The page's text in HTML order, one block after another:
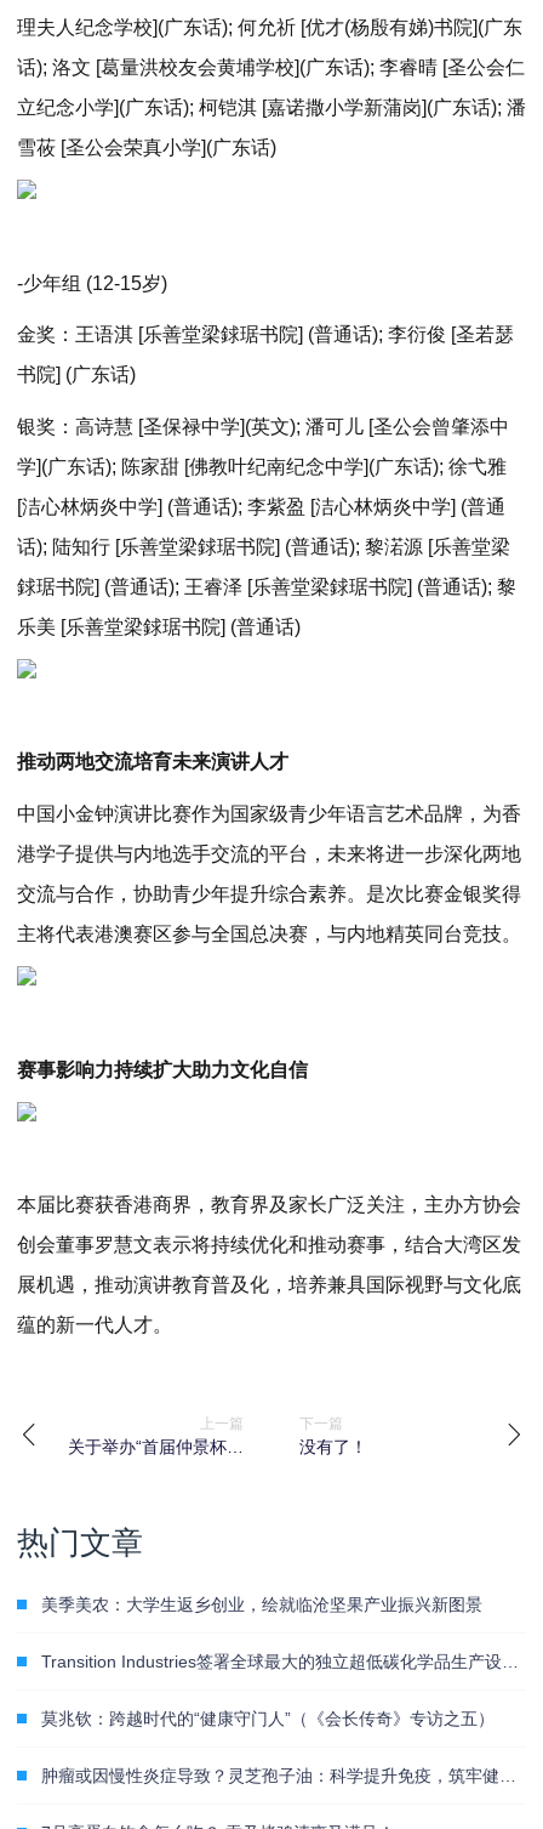
理夫人纪念学校](广东话); 何允祈 [优才(杨殷有娣)书院](广东
话); 洛文 [葛量洪校友会黄埔学校](广东话); 李睿晴 [圣公会仁
立纪念小学](广东话); 柯铠淇 [嘉诺撒小学新蒲岗](广东话); 潘
雪莜 [圣公会荣真小学](广东话)
-少年组 (12-15岁)
金奖：王语淇 [乐善堂梁銶琚书院] (普通话); 李衍俊 [圣若瑟
书院] (广东话)
银奖：高诗慧 [圣保禄中学](英文); 潘可儿 [圣公会曾肇添中
学](广东话); 陈家甜 [佛教叶纪南纪念中学](广东话); 徐弋雅
[洁心林炳炎中学] (普通话); 李紫盈 [洁心林炳炎中学] (普通
话); 陆知行 [乐善堂梁銶琚书院] (普通话); 黎渃源 [乐善堂梁
銶琚书院] (普通话); 王睿泽 [乐善堂梁銶琚书院] (普通话); 黎
乐美 [乐善堂梁銶琚书院] (普通话)
推动两地交流培育未来演讲人才
中国小金钟演讲比赛作为国家级青少年语言艺术品牌，为香
港学子提供与内地选手交流的平台，未来将进一步深化两地
交流与合作，协助青少年提升综合素养。是次比赛金银奖得
主将代表港澳赛区参与全国总决赛，与内地精英同台竞技。
赛事影响力持续扩大助力文化自信
本届比赛获香港商界，教育界及家长广泛关注，主办方协会
创会董事罗慧文表示将持续优化和推动赛事，结合大湾区发
展机遇，推动演讲教育普及化，培养兼具国际视野与文化底
蕴的新一代人才。
上一篇
关于举办“首届仲景杯疑
下一篇
没有了！
热门文章
美季美农：大学生返乡创业，绘就临沧坚果产业振兴新图景
莫兆钦：跨越时代的“健康守门人”（《会长传奇》专访之五）